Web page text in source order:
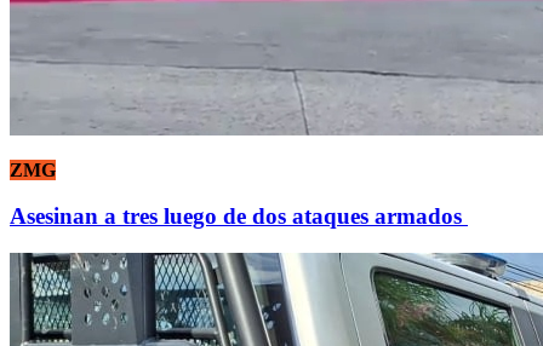
ZMG
Asesinan a tres luego de dos ataques armados